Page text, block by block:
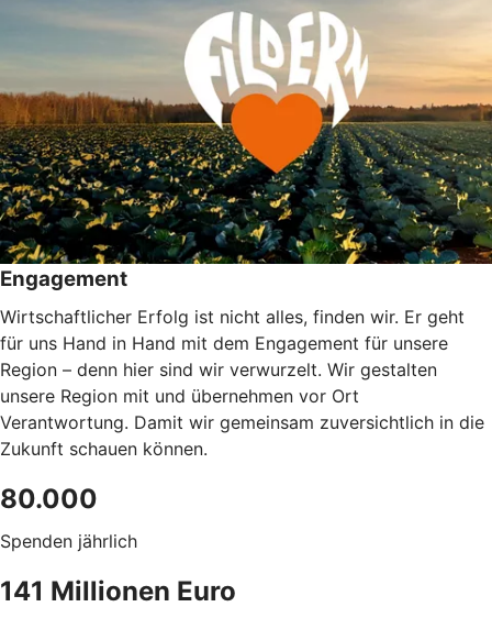
Engagement
Wirtschaftlicher Erfolg ist nicht alles, finden wir. Er geht
für uns Hand in Hand mit dem Engagement für unsere
Region – denn hier sind wir verwurzelt. Wir gestalten
unsere Region mit und übernehmen vor Ort
Verantwortung. Damit wir gemeinsam zuversichtlich in die
Zukunft schauen können.
80.000
Spenden jährlich
141 Millionen Euro